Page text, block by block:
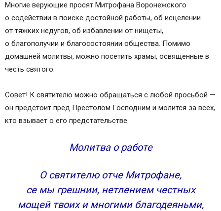
Пе́снь 5.
Пе́снь 6.
Конда́к, гла́с 8:
И́кос:
Пе́снь 7.
Пе́снь 8.
Свети́лен:
Кондак 1
Икос 1
Икос 3
Кондак 4
Икос 4
Многие верующие просят Митрофана Воронежского
о содействии в поиске достойной работы, об исцелении
от тяжких недугов, об избавлении от нищеты,
о благополучии и благосостоянии общества. Помимо
домашней молитвы, можно посетить храмы, освященные в
честь святого.
Совет! К святителю можно обращаться с любой просьбой —
он предстоит пред Престолом Господним и молится за всех,
кто взывает о его предстательстве.
Молитва о работе
О святителю отче Митрофане,
се мы грешнии, нетлением честных
мощей твоих и многими благодеяньми,